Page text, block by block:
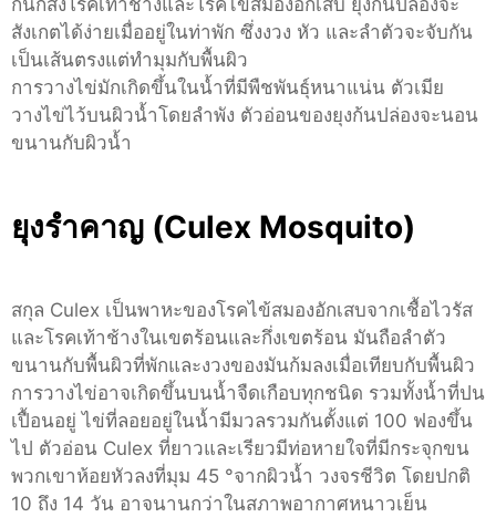
สังเกตได้ง่ายเมื่ออยู่ในท่าพัก ซึ่งงวง หัว และลำตัวจะจับกัน
เป็นเส้นตรงแต่ทำมุมกับพื้นผิว
การวางไข่มักเกิดขึ้นในน้ำที่มีพืชพันธุ์หนาแน่น ตัวเมีย
วางไข่ไว้บนผิวน้ำโดยลำพัง ตัวอ่อนของยุงก้นปล่องจะนอน
ขนานกับผิวน้ำ
ยุงรำคาญ (Culex Mosquito)
สกุล Culex เป็นพาหะของโรคไข้สมองอักเสบจากเชื้อไวรัส
และโรคเท้าช้างในเขตร้อนและกึ่งเขตร้อน มันถือลำตัว
ขนานกับพื้นผิวที่พักและงวงของมันก้มลงเมื่อเทียบกับพื้นผิว
การวางไข่อาจเกิดขึ้นบนน้ำจืดเกือบทุกชนิด รวมทั้งน้ำที่ปน
เปื้อนอยู่ ไข่ที่ลอยอยู่ในน้ำมีมวลรวมกันตั้งแต่ 100 ฟองขึ้น
ไป ตัวอ่อน Culex ที่ยาวและเรียวมีท่อหายใจที่มีกระจุกขน
พวกเขาห้อยหัวลงที่มุม 45 °จากผิวน้ำ วงจรชีวิต โดยปกติ
10 ถึง 14 วัน อาจนานกว่าในสภาพอากาศหนาวเย็น